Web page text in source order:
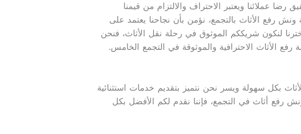
رضا عملائنا ويعتبر الاحتراف والالتزام من قيمنا
ونش رفع الأثاث بالتجمع، نؤمن بأن نجاحنا يعتمد على
لنكون شريككم الموثوق في رحلة نقل الأثاث، فنحن
رفع الأثاث الاحترافية والموثوقة في التجمع الخامس.
بكل سهولة ويسر نحن نتميز بتقديم خدمات استثنائية
رفع أثاث في التجمع، فإننا نقدم لكم الأفضل بكل